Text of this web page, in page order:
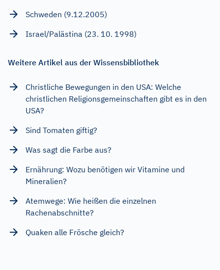
Schweden (9.12.2005)
Israel/Palästina (23. 10. 1998)
Weitere Artikel aus der Wissensbibliothek
Christliche Bewegungen in den USA: Welche
christlichen Religionsgemeinschaften gibt es in den
USA?
Sind Tomaten giftig?
Was sagt die Farbe aus?
Ernährung: Wozu benötigen wir Vitamine und
Mineralien?
Atemwege: Wie heißen die einzelnen
Rachenabschnitte?
Quaken alle Frösche gleich?